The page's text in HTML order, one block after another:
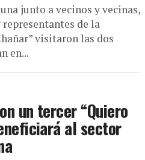
junto a vecinos y vecinas,
de la
visitaron las dos
en...
un tercer “Quiero
al sector